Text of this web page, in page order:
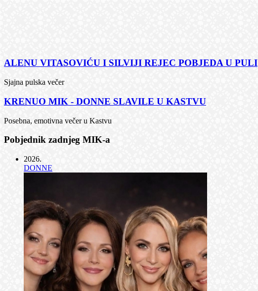
ALENU VITASOVIĆU I SILVIJI REJEC POBJEDA U PULI
Sjajna pulska večer
KRENUO MIK - DONNE SLAVILE U KASTVU
Posebna, emotivna večer u Kastvu
Pobjednik zadnjeg MIK-a
2026.
DONNE